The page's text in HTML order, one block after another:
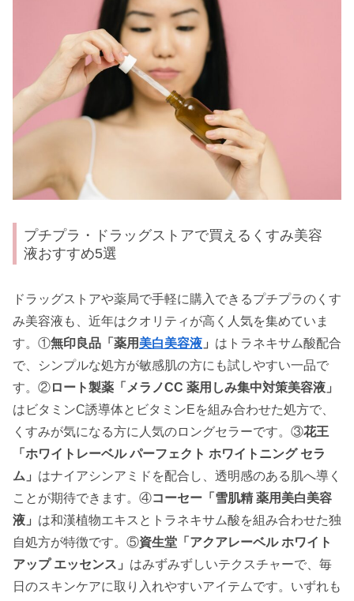
プチプラ・ドラッグストアで買えるくすみ美容
液おすすめ5選
ドラッグストアや薬局で手軽に購入できるプチプラのくす
み美容液も、近年はクオリティが高く人気を集めていま
す。①無印良品「薬用 美白美容液 」 はトラネキサム酸配合
で、シンプルな処方が敏感肌の方にも試しやすい一品で
す。②ロート製薬「メラノCC 薬用しみ集中対策美容液」
はビタミンC誘導体とビタミンEを組み合わせた処方で、
くすみが気になる方に人気のロングセラーです。③花王
「ホワイトレーベル パーフェクト ホワイトニング セラ
ム」 はナイアシンアミドを配合し、透明感のある肌へ導く
ことが期待できます。④コーセー「雪肌精 薬用美白美容
液」 は和漢植物エキスとトラネキサム酸を組み合わせた独
自処方が特徴です。⑤資生堂「アクアレーベル ホワイト
アップ エッセンス」 はみずみずしいテクスチャーで、毎
日のスキンケアに取り入れやすいアイテムです。いずれも